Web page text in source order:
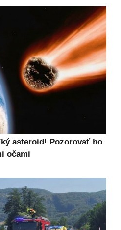
asteroid! Pozorovať ho
očami